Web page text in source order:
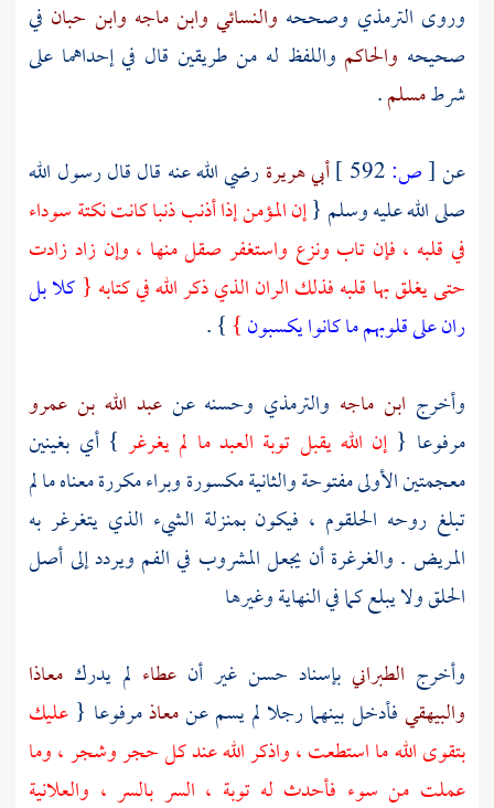
وروى الترمذي وصححه والنسائي وابن ماجه وابن حبان في
صحيحه والحاكم واللفظ له من طريقين قال في إحداهما على
شرطمسلم.
عن[ص: أبي هريرةرضي الله عنه قال قال رسول الله
صلى الله عليه وسلم {إن المؤمن إذا أذنب ذنبا كانت نكتة سوداء
في قلبه ، فإن تاب ونزع واستغفر صقل منها ، وإن زاد زادت
حتى يغلق بها قلبه فذلك الران الذي ذكر الله في كتابه { كلا بل
ران على قلوبهم ما كانوا يكسبون}
} .
وأخرج ابن ماجه والترمذي وحسنه عنعبد الله بن عمرو
مرفوعا {إن الله يقبل توبة العبد ما لم يغرغر } أي بغينين
معجمتين الأولى مفتوحة والثانية مكسورة وبراء مكررة معناه ما لم
تبلغ روحه الحلقوم ، فيكون بمنزلة الشيء الذي يتغرغر به
المريض . والغرغرة أن يجعل المشروب في الفم ويردد إلى أصل
الحلق ولا يبلع كما في النهاية وغيرها
وأخرج الطبرانيبإسناد حسن غير أن عطاء لم يدرك معاذا
والبيهقيفأدخل بينهما رجلا لم يسم عنمعاذمرفوعا { عليك
بتقوى الله ما استطعت ، واذكر الله عند كل حجر وشجر ، وما
عملت من سوء فأحدث له توبة ، السر بالسر ، والعلانية